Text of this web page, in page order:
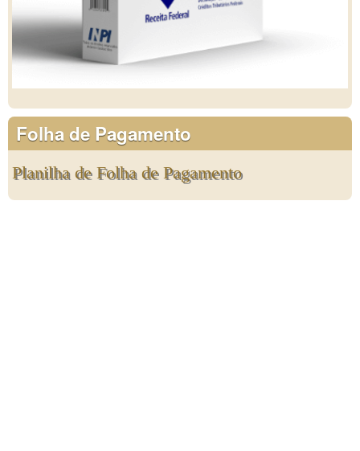
Folha de Pagamento
Planilha de Folha de Pagamento